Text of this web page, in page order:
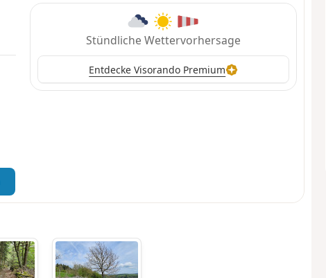
Stündliche Wettervorhersage
Entdecke Visorando Premium